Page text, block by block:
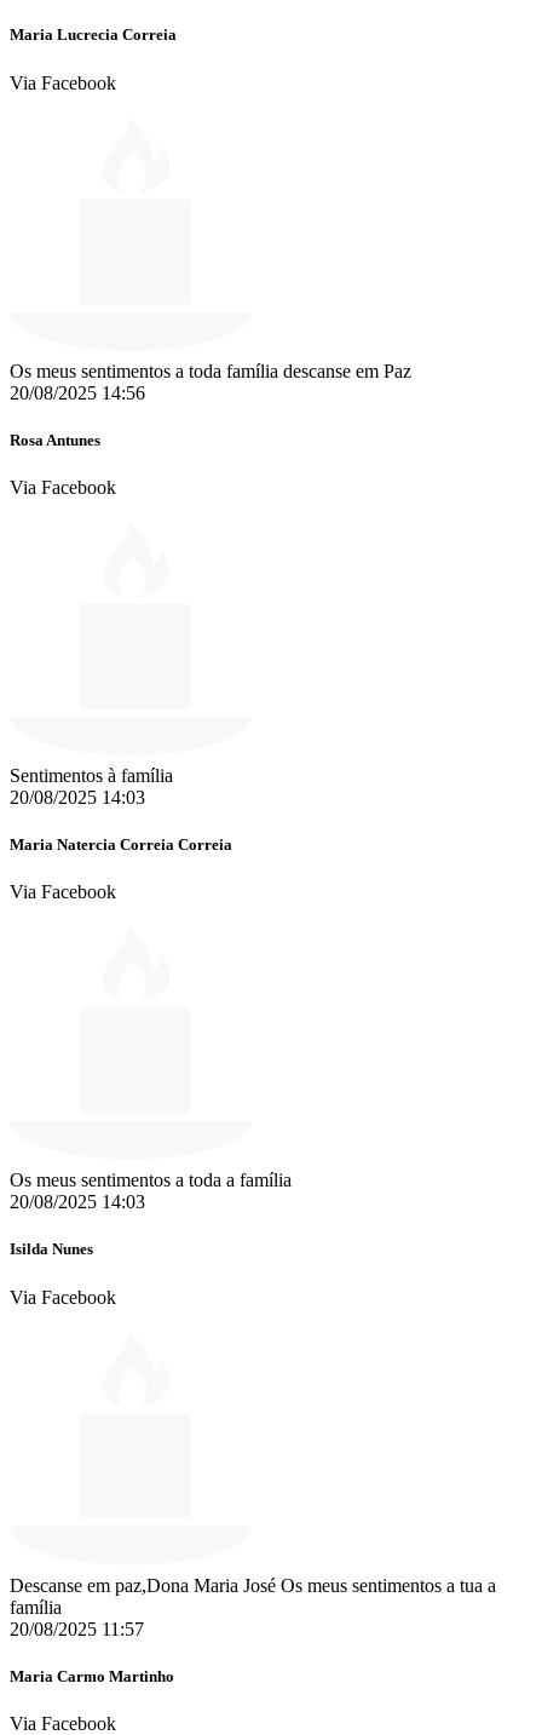
Maria Lucrecia Correia
Via Facebook
Os meus sentimentos a toda família descanse em Paz
20/08/2025 14:56
Rosa Antunes
Via Facebook
Sentimentos à família
20/08/2025 14:03
Maria Natercia Correia Correia
Via Facebook
Os meus sentimentos a toda a família
20/08/2025 14:03
Isilda Nunes
Via Facebook
Descanse em paz,Dona Maria José Os meus sentimentos a tua a
família
20/08/2025 11:57
Maria Carmo Martinho
Via Facebook